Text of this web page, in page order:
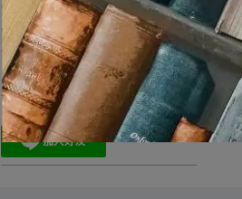
📣數位平台諮詢
🎯讀家焦點